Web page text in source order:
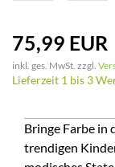
75,99 EUR
inkl. ges. MwSt. zzgl.
Lieferzeit 1 bis 3
Bringe Farbe in
trendigen